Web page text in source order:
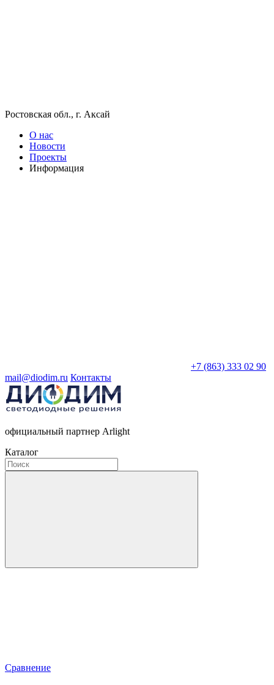
Ростовская обл., г. Аксай
О нас
Новости
Проекты
Информация
+7 (863) 333 02 90
mail@diodim.ru Контакты
официальный партнер Arlight
Каталог
Сравнение